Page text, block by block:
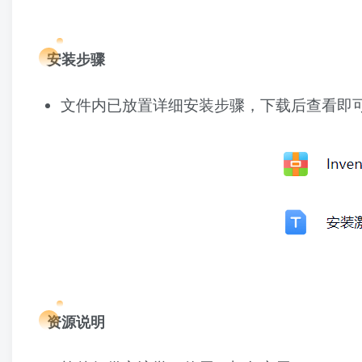
安装步骤
文件内已放置详细安装步骤，下载后查看即
资源说明